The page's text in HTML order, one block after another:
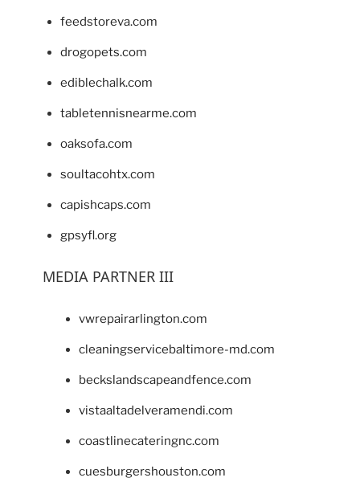
feedstoreva.com
drogopets.com
ediblechalk.com
tabletennisnearme.com
oaksofa.com
soultacohtx.com
capishcaps.com
gpsyfl.org
MEDIA PARTNER III
vwrepairarlington.com
cleaningservicebaltimore-md.com
beckslandscapeandfence.com
vistaaltadelveramendi.com
coastlinecateringnc.com
cuesburgershouston.com